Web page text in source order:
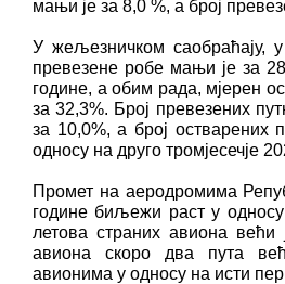
мањи је за 8,0 %, a број
У жељезничком саобраћају,
превезене робе мањи је за
године, a обим рада, мјерен
за 32,3%. Број превезених
за 10,0%, а број остварених
односу на друго тромјесечје
Промет на аеродромима
године биљежи раст у
летова страних авиона већи
авиона скоро два пута
авионима у односу на исти